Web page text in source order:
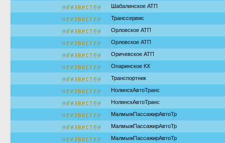
неизвестен Шабалинское АТП
неизвестен Транссервис
неизвестен Орловское АТП
неизвестен Орловское АТП
неизвестен Оричевское АТП
неизвестен Опаринское КХ
неизвестен Транспортник
неизвестен НолинскАвтоТранс
неизвестен НолинскАвтоТранс
неизвестен МалмыжПассажирАвтоТр
неизвестен МалмыжПассажирАвтоТр
неизвестен МалмыжПассажирАвтоТр